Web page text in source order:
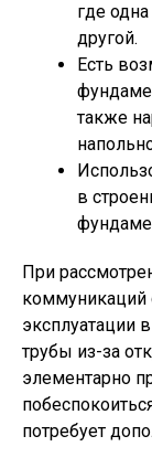
где
другой.
Есть
также
в
При
коммуникаций
эксплуатации
трубы из-за
элементарно
потребует